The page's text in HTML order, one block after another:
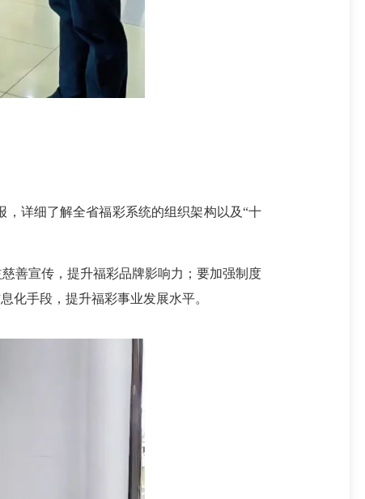
详细了解全省福彩系统的组织架构以及“十
善宣传，提升福彩品牌影响力；要加强制度
化手段，提升福彩事业发展水平。